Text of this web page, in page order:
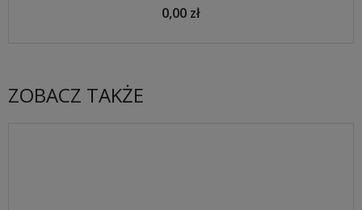
0,00 zł
ZOBACZ TAKŻE